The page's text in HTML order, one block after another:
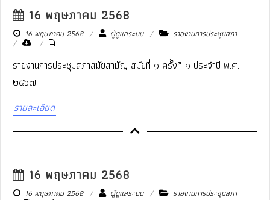
16 พฤษภาคม 2568
16 พฤษภาคม 2568 ผู้ดูแลระบบ รายงานการประชุมสภา
รายงานการประชุมสภาสมัยสามัญ สมัยที่ ๑ ครั้งที่ ๑ ประจำปี พ.ศ.
๒๕๖๗
รายละเอียด
16 พฤษภาคม 2568
16 พฤษภาคม 2568 ผู้ดูแลระบบ รายงานการประชุมสภา